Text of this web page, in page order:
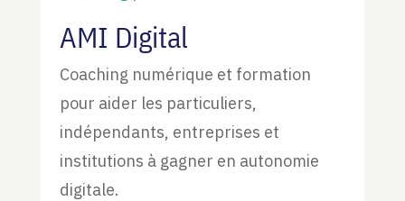
AMI Digital
Coaching numérique et formation
pour aider les particuliers,
indépendants, entreprises et
institutions à gagner en autonomie
digitale.